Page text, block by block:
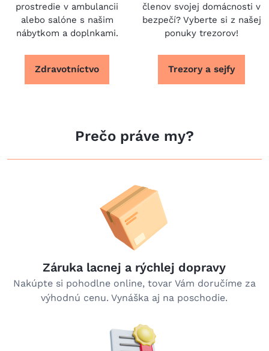
prostredie v ambulancii
alebo salóne s našim
nábytkom a doplnkami.
Zdravotníctvo
členov svojej domácnosti v
bezpečí? Vyberte si z našej
ponuky trezorov!
Trezory a sejfy
Prečo práve my?
Záruka lacnej a rýchlej dopravy
Nakúpte si pohodlne online, tovar Vám doručíme za
výhodnú cenu. Vynáška aj na poschodie.